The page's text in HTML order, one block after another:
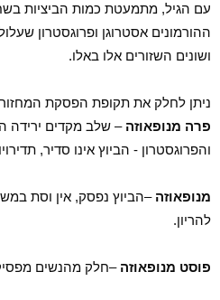
עם הגיל, מתמעטת כמות הביציות
ההורמונים אסטרוגן ופרוגסטרון
ושונים השזורים אלו באלו.
ניתן לחלק את תקופת הפסקת
פרה מנופאוזה – שלב מקדים ירידה
והפרוגסטרון - הביוץ אינו סדיר,
מנופאוזה –הביוץ נפסק, אין וסת
להריון.
פוסט מנופאוזה –חלק מהנשים